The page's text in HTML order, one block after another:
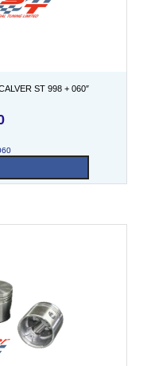
ST 998 + 060″